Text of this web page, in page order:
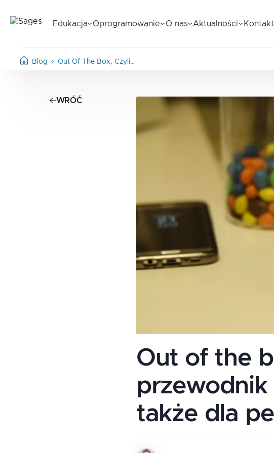
Edukacja Oprogramowanie O nas Aktualności Kontakt
Blog Out Of The Box, Czyli…
WRÓĆ
Out of the
przewodnik
także dla